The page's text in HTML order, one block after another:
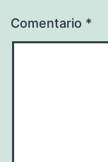
Comentario *